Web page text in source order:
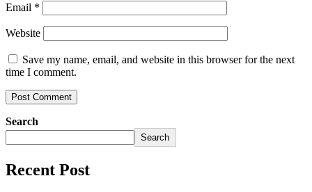
Email *
Website
Save my name, email, and website in this browser for the next
time I comment.
Search
Search
Recent Post